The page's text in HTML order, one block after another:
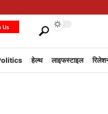
Us
हेल्थ लाइफस्टाइल